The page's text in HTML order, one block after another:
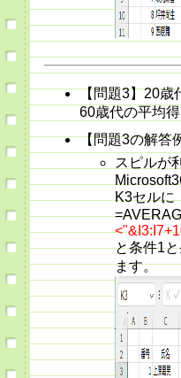
【問題3】20歳
60歳代の平均
【問題3の解答
スピルが
K3セル
と条件1
ます。